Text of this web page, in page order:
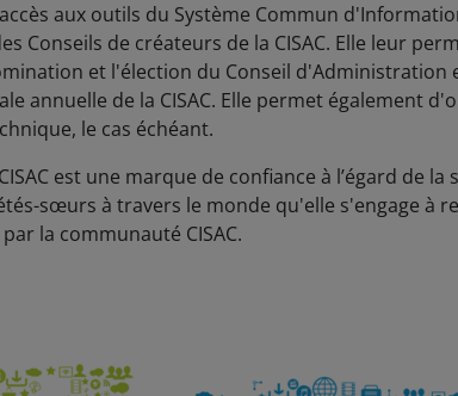
aux outils du Système Commun
Conseils de créateurs de la CISAC. Elle leur
et l'élection du Conseil
annuelle de la CISAC. Elle permet également
le cas échéant.
est une marque de confiance à l’égard de la
sœurs à travers le monde qu'elle s'engage à
la communauté CISAC.